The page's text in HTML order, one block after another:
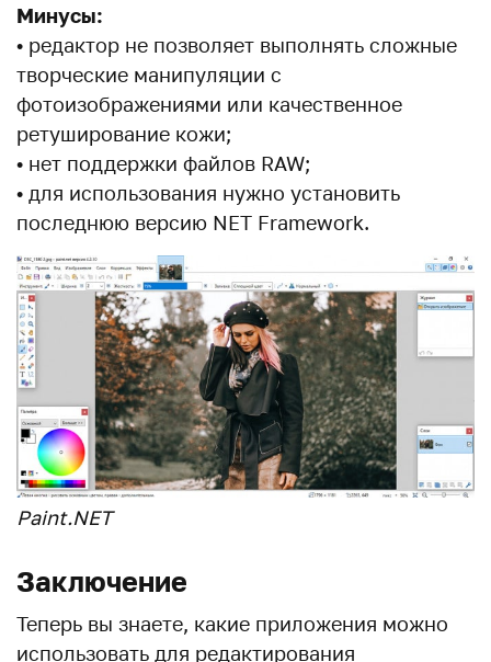
Минусы:
• редактор не позволяет выполнять сложные
творческие манипуляции с
фотоизображениями или качественное
ретуширование кожи;
• нет поддержки файлов RAW;
• для использования нужно установить
последнюю версию NET Framework.
Paint.NET
Заключение
Теперь вы знаете, какие приложения можно
использовать для редактирования